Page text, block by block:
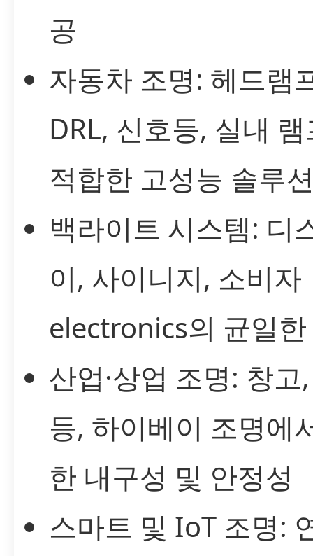
공
자동차 조명: 헤드램
DRL, 신호등, 실내
적합한 고성능 솔루
백라이트 시스템: 디
이, 사이니지, 소비자
electronics의 균일
산업·상업 조명: 창고
등, 하이베이 조명에
한 내구성 및 안정성
스마트 및 IoT 조명: